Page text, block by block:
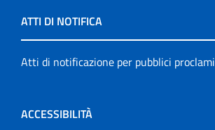
ATTI DI NOTIFICA
Atti di notificazione per pubblici proclami
ACCESSIBILITÀ